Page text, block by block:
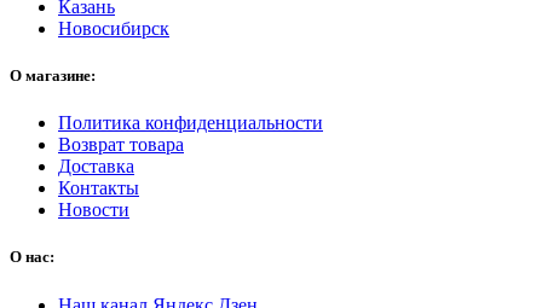
Казань
Новосибирск
О магазине:
Политика конфиденциальности
Возврат товара
Доставка
Контакты
Новости
О нас: